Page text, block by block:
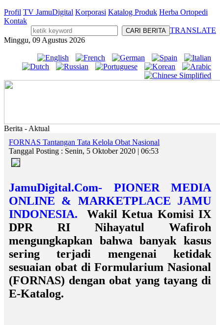
Profil TV JamuDigital Korporasi Katalog Produk Herba Ortopedi
Kontak
TRANSLATE
Minggu, 09 Agustus 2026
Berita - Aktual
FORNAS Tantangan Tata Kelola Obat Nasional
Tanggal Posting : Senin, 5 Oktober 2020 | 06:53
JamuDigital.Com- PIONER MEDIA
ONLINE & MARKETPLACE JAMU
INDONESIA.
Wakil Ketua Komisi IX
DPR RI Nihayatul Wafiroh
mengungkapkan bahwa banyak kasus
sering terjadi mengenai ketidak
sesuaian obat di Formularium Nasional
(FORNAS) dengan obat yang tayang di
E-Katalog.